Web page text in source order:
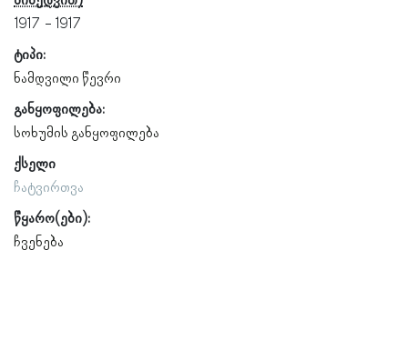
1917
1917
ტიპი:
ნამდვილი წევრი
განყოფილება:
სოხუმის განყოფილება
ქსელი
ჩატვირთვა
წყარო(ები):
ჩვენება